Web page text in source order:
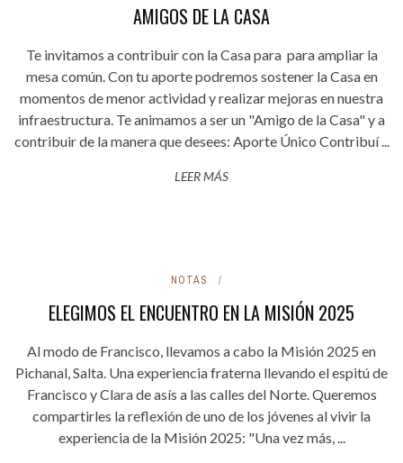
AMIGOS DE LA CASA
Te invitamos a contribuir con la Casa para para ampliar la
mesa común. Con tu aporte podremos sostener la Casa en
momentos de menor actividad y realizar mejoras en nuestra
infraestructura. Te animamos a ser un "Amigo de la Casa" y a
contribuir de la manera que desees: Aporte Único Contribuí ...
LEER MÁS
NOTAS
ELEGIMOS EL ENCUENTRO EN LA MISIÓN 2025
Al modo de Francisco, llevamos a cabo la Misión 2025 en
Pichanal, Salta. Una experiencia fraterna llevando el espitú de
Francisco y Clara de asís a las calles del Norte. Queremos
compartirles la reflexión de uno de los jóvenes al vivir la
experiencia de la Misión 2025: "Una vez más, ...